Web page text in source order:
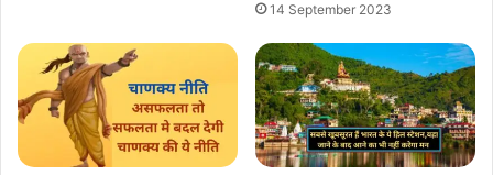
14 September 2023